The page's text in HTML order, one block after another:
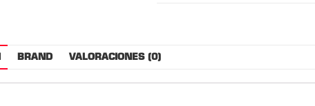
BRAND VALORACIONES (0)